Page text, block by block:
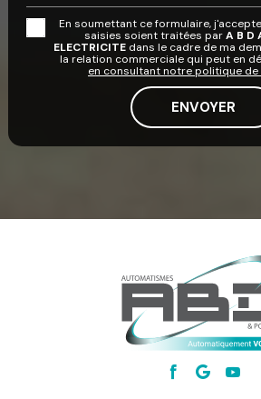
En soumettant ce formulaire,
saisies soient traitées parA B D
ELECTRICITE dans le cadre de ma
la relation commerciale qui peut en
en consultant notre politique